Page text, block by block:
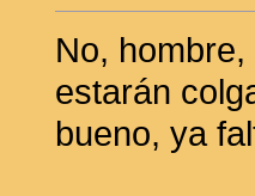
No,
estarán
bueno, ya